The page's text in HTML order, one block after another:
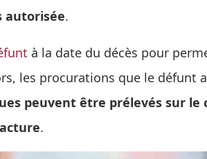
autorisée.
à la date du décès pour
les procurations que le défunt
peuvent être prélevés sur le
.